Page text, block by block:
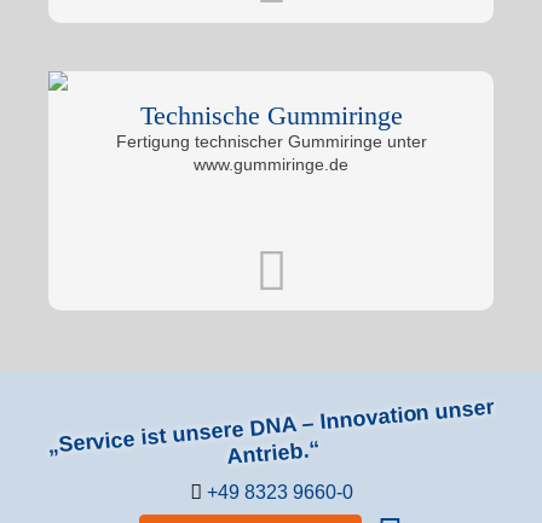
Technische Gummiringe
Fertigung technischer Gummiringe unter
www.gummiringe.de
„Service ist unsere DNA – Innovation unser
Antrieb.“
+49 8323 9660-0